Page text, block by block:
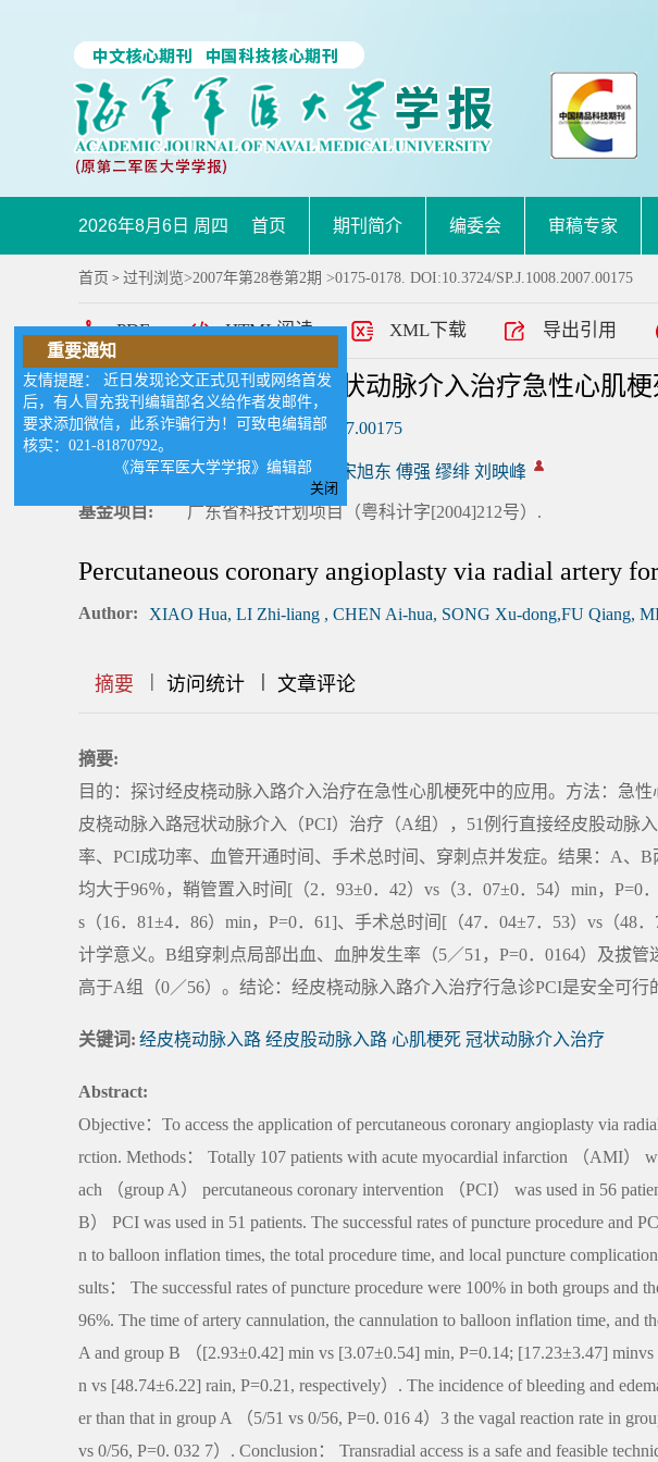
2026年8月6日 周四 首页 期刊简介 编委会 审稿专家
首页 > 过刊浏览>2007年第28卷第2期 >0175-0178. DOI:10.3724/SP.J.1008.2007.00175
PDF HTML阅读 XML下载 导出引用
经皮桡动脉入路直接冠状动脉介入治疗急性心肌梗
DOI: 10.3724/SP.J.1008.2007.00175
肖华 李志梁 陈爱华 宋旭东 傅强 缪绯 刘映峰
基金项目: 广东省科技计划项目（粤科计字[2004]212号）.
Percutaneous coronary angioplasty via radial artery
Author: XIAO Hua, LI Zhi-liang , CHEN Ai-hua, SONG Xu-dong,FU Qiang,
摘要 || 访问统计 ||||| 文章评论
摘要:
目的：探讨经皮桡动脉入路介入治疗在急性心肌梗死中的应用。方法：急
皮桡动脉入路冠状动脉介入（PCI）治疗（A组），51例行直接经皮股动脉
率、PCI成功率、血管开通时间、手术总时间、穿刺点并发症。结果：A、
均大于96％，鞘管置入时间[（2．93±0．42）vs（3．07±0．54）min，P=0
s（16．81±4．86）min，P=0．61]、手术总时间[（47．04±7．53）vs（48
计学意义。B组穿刺点局部出血、血肿发生率（5／51，P=0．0164）及拔管
高于A组（0／56）。结论：经皮桡动脉入路介入治疗行急诊PCI是安全可行
关键词: 经皮桡动脉入路 经皮股动脉入路 心肌梗死 冠状动脉介入治疗
Abstract:
Objective：To access the application of percutaneous coronary angioplasty via
rction. Methods： Totally 107 patients with acute myocardial infarction （AMI）
ach （group A） percutaneous coronary intervention （PCI） was used in 56
B） PCI was used in 51 patients. The successful rates of puncture procedure and
n to balloon inflation times, the total procedure time, and local puncture
sults： The successful rates of puncture procedure were 100% in both groups and
96%. The time of artery cannulation, the cannulation to balloon inflation time, and
A and group B （[2.93±0.42] min vs [3.07±0.54] min, P=0.14; [17.23±3.47]
n vs [48.74±6.22] rain, P=0.21, respectively）. The incidence of bleeding and
er than that in group A （5/51 vs 0/56, P=0. 016 4）3 the vagal reaction rate in
vs 0/56, P=0. 032 7）. Conclusion： Transradial access is a safe and feasible
重要通知
友情提醒： 近日发现论文正式见刊或网络首发
后，有人冒充我刊编辑部名义给作者发邮件，
要求添加微信，此系诈骗行为！可致电编辑部
核实：021-81870792。
《海军军医大学学报》编辑部
关闭